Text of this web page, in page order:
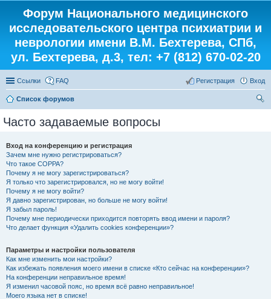
Форум Национального медицинского
исследовательского центра психиатрии и
неврологии имени В.М. Бехтерева, СПб,
ул. Бехтерева, д.3, тел: +7 (812) 670-02-20
Ссылки FAQ Вход
Регистрация
Список форумов
Часто задаваемые вопросы
Вход на конференцию и регистрация
Зачем мне нужно регистрироваться?
Что такое COPPA?
Почему я не могу зарегистрироваться?
Я только что зарегистрировался, но не могу войти!
Почему я не могу войти?
Я давно зарегистрирован, но больше не могу войти!
Я забыл пароль!
Почему мне периодически приходится повторять ввод имени и пароля?
Что делает функция «Удалить cookies конференции»?
Параметры и настройки пользователя
Как мне изменить мои настройки?
Как избежать появления моего имени в списке «Кто сейчас на конференции»?
На конференции неправильное время!
Я изменил часовой пояс, но время всё равно неправильное!
Моего языка нет в списке!